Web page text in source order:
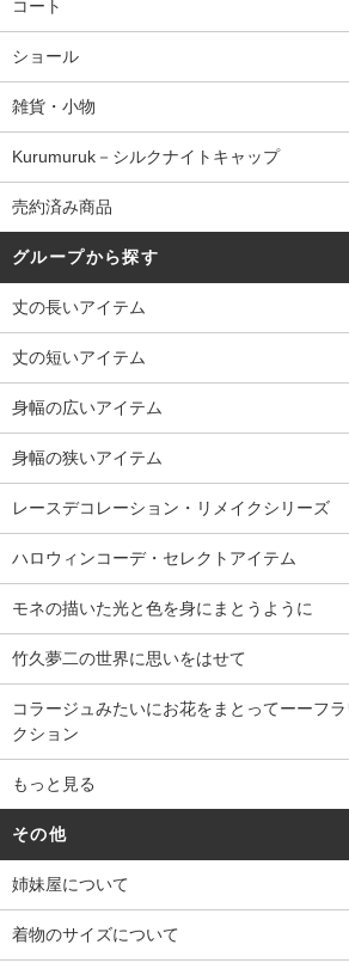
コート
ショール
雑貨・小物
Kurumuruk－シルクナイトキャップ
売約済み商品
グループから探す
丈の長いアイテム
丈の短いアイテム
身幅の広いアイテム
身幅の狭いアイテム
レースデコレーション・リメイクシリーズ
ハロウィンコーデ・セレクトアイテム
モネの描いた光と色を身にまとうように
竹久夢二の世界に思いをはせて
コラージュみたいにお花をまとってーーフ
クション
もっと見る
その他
姉妹屋について
着物のサイズについて